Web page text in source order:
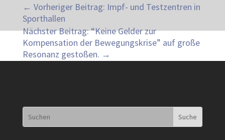
← Vorheriger Beitrag: Impf- und Testzentren in
Sporthallen
Nächster Beitrag: “Keine Gelder zur
Kompensation der Bewegungskrise” auf große
Resonanz gestoßen. →